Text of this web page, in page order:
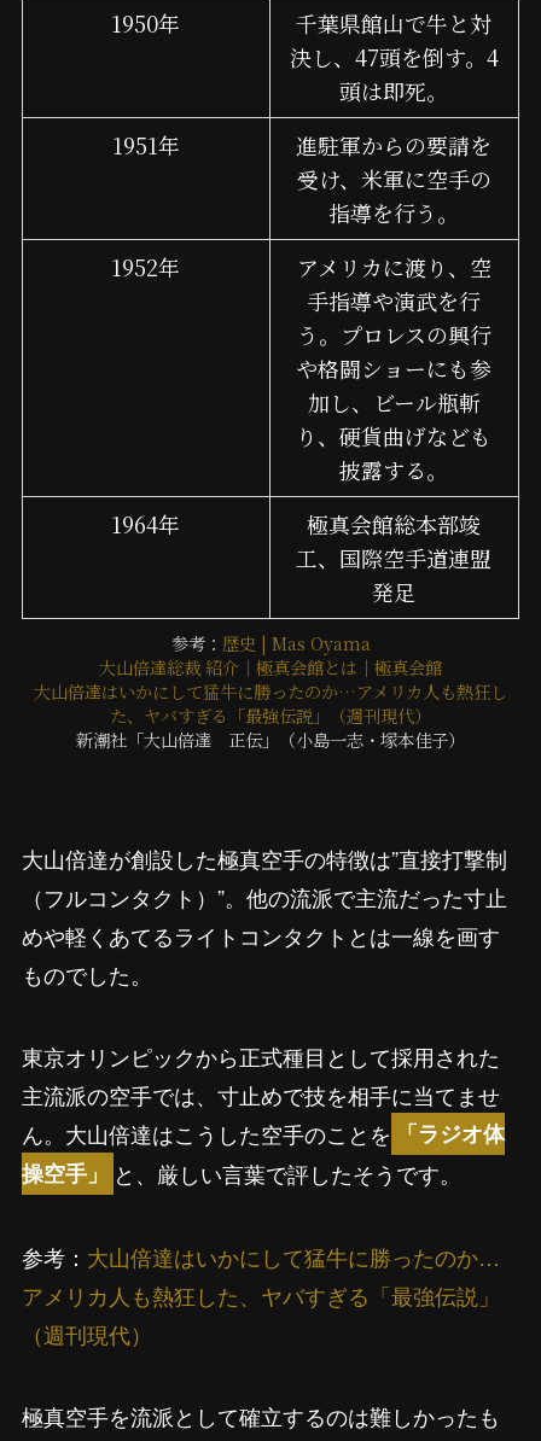
1950年
千葉県館山で牛と対
決し、47頭を倒す。4
頭は即死。
1951年
進駐軍からの要請を
受け、米軍に空手の
指導を行う。
1952年
アメリカに渡り、空
手指導や演武を行
う。プロレスの興行
や格闘ショーにも参
加し、ビール瓶斬
り、硬貨曲げなども
披露する。
1964年
極真会館総本部竣
工、国際空手道連盟
発足
参考： 歴史 | Mas Oyama
大山倍達総裁 紹介｜極真会館とは｜極真会館
大山倍達はいかにして猛牛に勝ったのか…アメリカ人も熱狂し
た、ヤバすぎる「最強伝説」（週刊現代）
新潮社「大山倍達 正伝」（小島一志・塚本佳子）
大山倍達が創設した極真空手の特徴は”直接打撃制
（フルコンタクト）”。他の流派で主流だった寸止
めや軽くあてるライトコンタクトとは一線を画す
ものでした。
東京オリンピックから正式種目として採用された
主流派の空手では、寸止めで技を相手に当てませ
ん。大山倍達はこうした空手のことを
「ラジオ体
操空手」
と、厳しい言葉で評したそうです。
参考： 大山倍達はいかにして猛牛に勝ったのか…
アメリカ人も熱狂した、ヤバすぎる「最強伝説」
（週刊現代）
極真空手を流派として確立するのは難しかったも